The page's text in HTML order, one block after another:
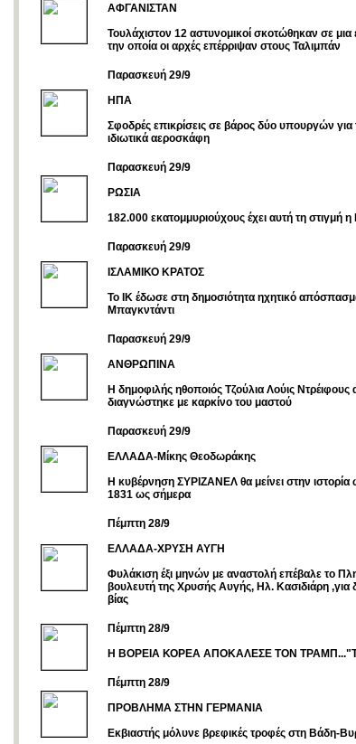
ΑΦΓΑΝΙΣΤΑΝ
Τουλάχιστον 12 αστυνομικοί σκοτώθηκαν σε μια
την οποία οι αρχές επέρριψαν στους Ταλιμπάν
Παρασκευή 29/9
ΗΠΑ
Σφοδρές επικρίσεις σε βάρος δύο υπουργών για
ιδιωτικά αεροσκάφη
Παρασκευή 29/9
ΡΩΣΙΑ
182.000 εκατομμυριούχους έχει αυτή τη στιγμή
Παρασκευή 29/9
ΙΣΛΑΜΙΚΟ ΚΡΑΤΟΣ
Το ΙK έδωσε στη δημοσιότητα ηχητικό
Μπαγκντάντι
Παρασκευή 29/9
ΑΝΘΡΩΠΙΝΑ
Η δημοφιλής ηθοποιός Τζούλια Λούις Ντρέιφους
διαγνώστηκε με καρκίνο του μαστού
Παρασκευή 29/9
ΕΛΛΑΔΑ-Μίκης Θεοδωράκης
Η κυβέρνηση ΣΥΡΙΖΑΝΕΛ θα μείνει στην ιστορία
1831 ως σήμερα
Πέμπτη 28/9
ΕΛΛΑΔΑ-ΧΡΥΣΗ ΑΥΓΗ
Φυλάκιση έξι μηνών με αναστολή επέβαλε το
βουλευτή της Χρυσής Αυγής, Ηλ. Κασιδιάρη ,για
βίας
Πέμπτη 28/9
Η ΒΟΡΕΙΑ ΚΟΡΕΑ ΑΠΟΚΑΛΕΣΕ ΤΟΝ
Πέμπτη 28/9
ΠΡΟΒΛΗΜΑ ΣΤΗΝ ΓΕΡΜΑΝΙΑ
Εκβιαστής μόλυνε βρεφικές τροφές στη Βάδη-